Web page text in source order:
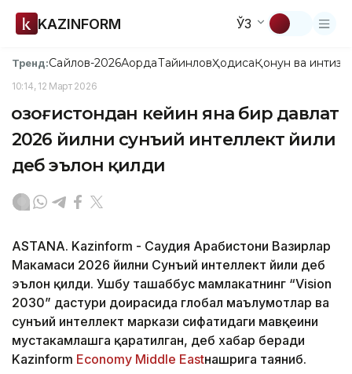
KAZINFORM ЎЗ
Тренд:Сайлов-2026АқордаТайинловҲодисаҚонун ва
10:14, 12 Март 2026
Қозоғистондан кейин яна бир давлат
2026 йилни сунъий интеллект йили
деб эълон қилди
ASTANA. Kazinform - Саудия Арабистони Вазирлар
Маҳкамаси 2026 йилни Сунъий интеллект йили деб
эълон қилди. Ушбу ташаббус мамлакатнинг “Vision
2030” дастури доирасида глобал маълумотлар ва
сунъий интеллект маркази сифатидаги мавқеини
мустаҳкамлашга қаратилган, деб хабар беради
Kazinform Economy Middle Eastнашрига таяниб.